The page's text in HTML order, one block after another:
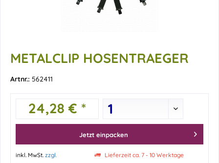
METALCLIP HOSENTRAEGER
Artnr.: 562411
24,28 € *
Jetzt einpacken
inkl. MwSt. zzgl.
Lieferzeit ca. 7 - 10 Werktage